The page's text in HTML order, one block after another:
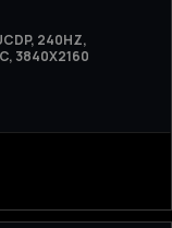
240HZ,
3840Х2160